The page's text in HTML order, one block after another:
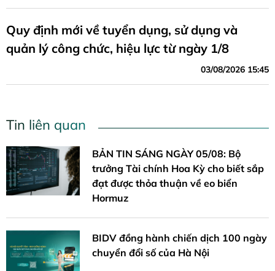
Quy định mới về tuyển dụng, sử dụng và
quản lý công chức, hiệu lực từ ngày 1/8
03/08/2026 15:45
Tin liên quan
BẢN TIN SÁNG NGÀY 05/08: Bộ
trưởng Tài chính Hoa Kỳ cho biết sắp
đạt được thỏa thuận về eo biển
Hormuz
BIDV đồng hành chiến dịch 100 ngày
chuyển đổi số của Hà Nội